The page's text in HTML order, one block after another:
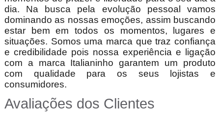
dia. Na busca pela evolução pessoal vamos
dominando as nossas emoções, assim buscando
estar bem em todos os momentos, lugares e
situações. Somos uma marca que traz confiança
e credibilidade pois nossa experiência e ligação
com a marca Italianinho garantem um produto
com qualidade para os seus lojistas e
consumidores.
Avaliações dos Clientes